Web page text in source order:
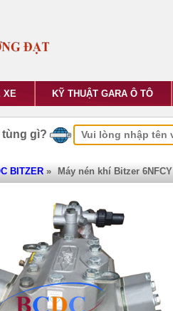
XE KỸ THUẬT GARA Ô TÔ
tùng gì?
BITZER » Máy nén khí Bitzer 6NFCY